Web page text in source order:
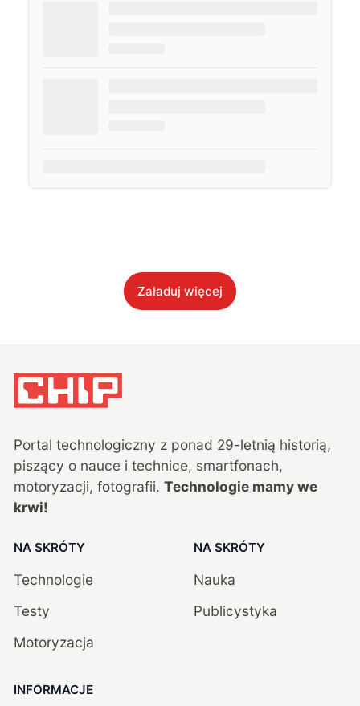
Załaduj więcej
Portal technologiczny z ponad 29-letnią historią,
piszący o nauce i technice, smartfonach,
motoryzacji, fotografii. Technologie mamy we
krwi!
NA SKRÓTY
Technologie
Testy
Motoryzacja
NA SKRÓTY
Nauka
Publicystyka
INFORMACJE